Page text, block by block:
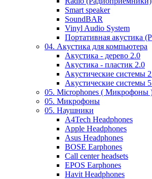
Smart speaker
SoundBAR
Vinyl Audio System
Портативная акустика
04. Акустика для компьютера
Акустика - дерево 2.0
Акустика - пластик 2.0
Акустические системы
Акустические системы
05. Microphones ( Микрофоны
05. Микрофоны
05. Наушники
A4Tech Headphones
Apple Headphones
Asus Headphones
BOSE Earphones
Call center headsets
EPOS Earphones
Havit Headphones